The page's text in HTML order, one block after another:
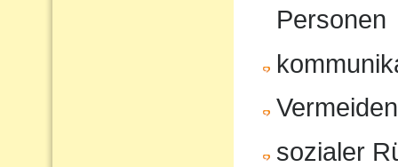
Personen
sozialer